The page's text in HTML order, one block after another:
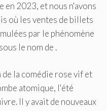
en 2023, et nous n'avons
où les ventes de billets
par le phénomène
le nom de .
la comédie rose vif et
atomique, l'été
Il y avait de nouveaux